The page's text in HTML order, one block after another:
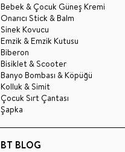
Bebek & Çocuk Güneş Kremi
Onarıcı Stick & Balm
Sinek Kovucu
Emzik & Emzik Kutusu
Biberon
Bisiklet & Scooter
Banyo Bombası & Köpüğü
Kolluk & Simit
Çocuk Sırt Çantası
Şapka
BT BLOG